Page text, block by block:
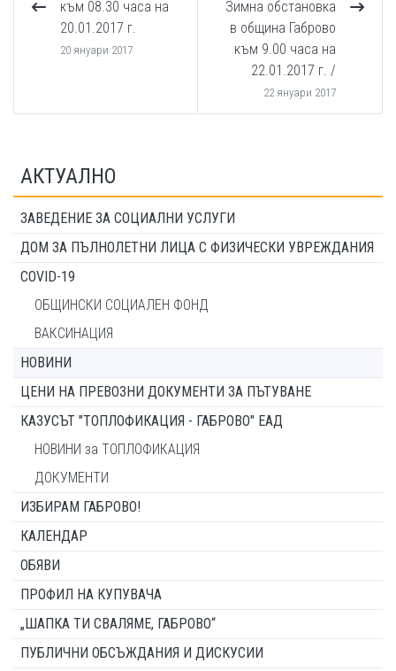
към 08.30 часа на
20.01.2017 г.
20 януари 2017
Зимна обстановка
в община Габрово
към 9.00 часа на
22.01.2017 г. /
22 януари 2017
АКТУАЛНО
ЗАВЕДЕНИЕ ЗА СОЦИАЛНИ УСЛУГИ
ДОМ ЗА ПЪЛНОЛЕТНИ ЛИЦА С ФИЗИЧЕСКИ УВРЕЖДАНИЯ
COVID-19
ОБЩИНСКИ СОЦИАЛЕН ФОНД
ВАКСИНАЦИЯ
НОВИНИ
ЦЕНИ НА ПРЕВОЗНИ ДОКУМЕНТИ ЗА ПЪТУВАНЕ
КАЗУСЪТ "ТОПЛОФИКАЦИЯ - ГАБРОВО" ЕАД
НОВИНИ за ТОПЛОФИКАЦИЯ
ДОКУМЕНТИ
ИЗБИРАМ ГАБРОВО!
КАЛЕНДАР
ОБЯВИ
ПРОФИЛ НА КУПУВАЧА
„ШАПКА ТИ СВАЛЯМЕ, ГАБРОВО“
ПУБЛИЧНИ ОБСЪЖДАНИЯ И ДИСКУСИИ